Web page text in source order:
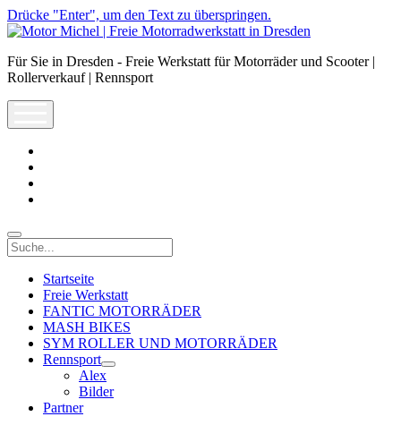
Drücke "Enter", um den Text zu überspringen.
Motor
|
Freie
Dresden
Für Sie in Dresden - Freie Werkstatt für Motorräder und Scooter |
Rollerverkauf | Rennsport
Suche
Startseite
Freie Werkstatt
FANTIC MOTORRÄDER
MASH BIKES
SYM ROLLER UND MOTORRÄDER
Rennsport
open
menu
Alex
Bilder
Partner